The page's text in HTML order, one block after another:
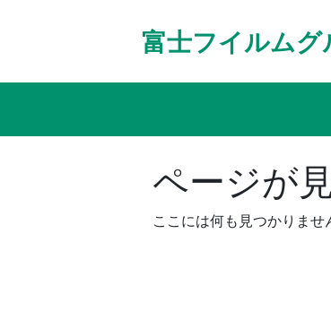
富士フイルム
ページが
ここには何も見つかりませ